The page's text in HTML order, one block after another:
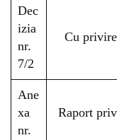
Dec
izia
nr.
7/2
Cu
Ane
xa
nr.
Raport